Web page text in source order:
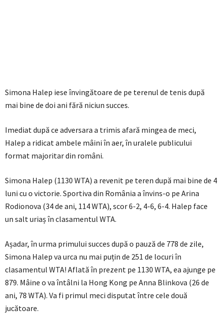
Simona Halep iese învingătoare de pe terenul de tenis după
mai bine de doi ani fără niciun succes.
Imediat după ce adversara a trimis afară mingea de meci,
Halep a ridicat ambele mâini în aer, în uralele publicului
format majoritar din români.
Simona Halep (1130 WTA) a revenit pe teren după mai bine de 4
luni cu o victorie. Sportiva din România a învins-o pe Arina
Rodionova (34 de ani, 114 WTA), scor 6-2, 4-6, 6-4. Halep face
un salt uriaș în clasamentul WTA.
Așadar, în urma primului succes după o pauză de 778 de zile,
Simona Halep va urca nu mai puțin de 251 de locuri în
clasamentul WTA! Aflată în prezent pe 1130 WTA, ea ajunge pe
879. Mâine o va întâlni la Hong Kong pe Anna Blinkova (26 de
ani, 78 WTA). Va fi primul meci disputat între cele două
jucătoare.